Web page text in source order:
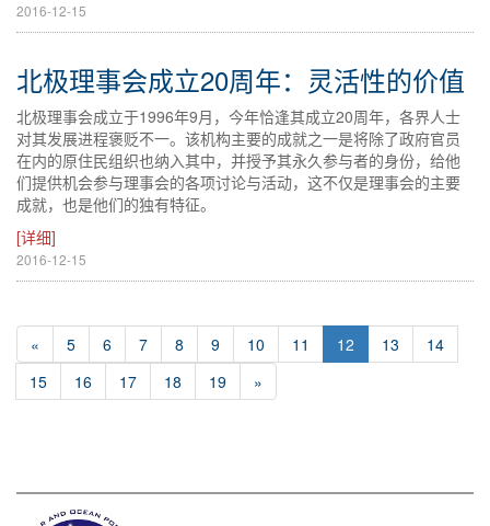
2016-12-15
北极理事会成立20周年：灵活性的价值
北极理事会成立于1996年9月，今年恰逢其成立20周年，各界人士
对其发展进程褒贬不一。该机构主要的成就之一是将除了政府官员
在内的原住民组织也纳入其中，并授予其永久参与者的身份，给他
们提供机会参与理事会的各项讨论与活动，这不仅是理事会的主要
成就，也是他们的独有特征。
[详细]
2016-12-15
« 5 6 7 8 9 10 11 12 13
14
15
16 17 18 19 »